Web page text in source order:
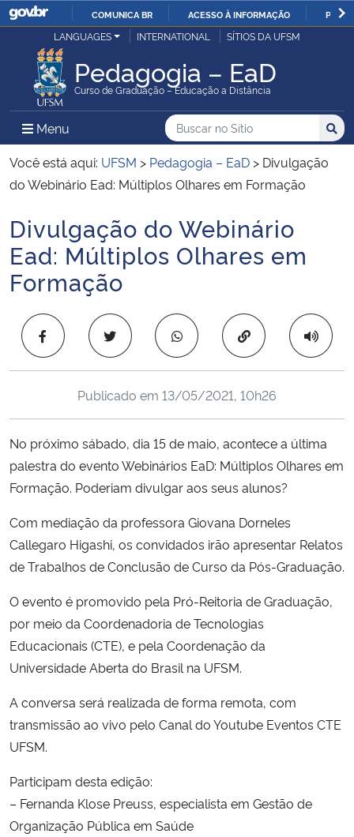
IR
O
COMUNICA BR ACESSO À INFORMAÇÃO
Ministério da Justiça e Segurança Pública
Ministério da Defesa
Ministério das Relações Exteriores
Ministério da Infraestrutura
Ministério da Agricultura, Pecuária e Abastecimento
Ministério da Educação
Ministério de Minas e Energia
Ministério da Ciência, Tecnologia, Inovações e Comunicações
Ministério do Meio Ambiente
Ministério do Turismo
Ministério do Desenvolvimento Regional
Ministério da Mulher, da Família e dos Direitos Humanos
Secretaria-Geral
Secretaria de Governo
Gabinete de Segurança Institucional
LANGUAGES INTERNATIONAL SÍTIOS DA UFSM
Pedagogia – EaD
Curso de Graduação – Educação a Distância
Menu Menu Principal do Sítio
Busca
Buscar no no Sítio
Busca:
Você está aqui: UFSM > Pedagogia – EaD > Divulgação
do Webinário Ead: Múltiplos Olhares em Formação
Início do conteúdo
Divulgação do Webinário
Ead: Múltiplos Olhares em
Formação
Copiar para área
Publicado em 13/05/2021, 10h26
No próximo sábado, dia 15 de maio, acontece a última
palestra do evento Webinários EaD: Múltiplos Olhares em
Formação. Poderiam divulgar aos seus alunos?
Com mediação da professora Giovana Dorneles
Callegaro Higashi, os convidados irão apresentar Relatos
de Trabalhos de Conclusão de Curso da Pós-Graduação.
O evento é promovido pela Pró-Reitoria de Graduação,
por meio da Coordenadoria de Tecnologias
Educacionais (CTE), e pela Coordenação da
Universidade Aberta do Brasil na UFSM.
A conversa será realizada de forma remota, com
transmissão ao vivo pelo Canal do Youtube Eventos CTE
UFSM.
Participam desta edição:
– Fernanda Klose Preuss, especialista em Gestão de
Organização Pública em Saúde